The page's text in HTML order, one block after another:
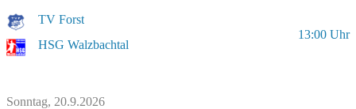
TV Forst
HSG Walzbachtal
13:00 Uhr
Sonntag, 20.9.2026